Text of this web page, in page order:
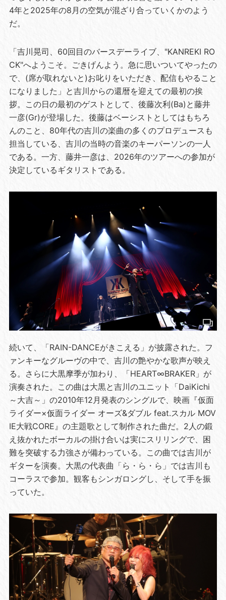
4年と2025年の8月の空気が混ざり合っていくかのよう
だ。
「吉川晃司、60回目のバースデーライブ、"KANREKI RO
CK"へようこそ。ごきげんよう。急に思いついてやったの
で、(席が取れないと)お叱りをいただき、配信もやること
になりました」と吉川からの還暦を迎えての最初の挨
拶。この日の最初のゲストとして、後藤次利(Ba)と藤井
一彦(Gr)が登場した。後藤はベーシストとしてはもちろ
んのこと、80年代の吉川の楽曲の多くのプロデュースも
担当している、吉川の当時の音楽のキーパーソンの一人
である。一方、藤井一彦は、2026年のツアーへの参加が
決定しているギタリストである。
続いて、「RAIN-DANCEがきこえる」が披露された。フ
ァンキーなグルーヴの中で、吉川の艶やかな歌声が映え
る。さらに大黒摩季が加わり、「HEART∞BRAKER」が
演奏された。この曲は大黒と吉川のユニット「DaiKichi
～大吉～」の2010年12月発表のシングルで、映画『仮面
ライダー×仮面ライダー オーズ&ダブル feat.スカル MOV
IE大戦CORE』の主題歌として制作された曲だ。2人の鍛
え抜かれたボーカルの掛け合いは実にスリリングで、困
難を突破する力強さが備わっている。この曲では吉川が
ギターを演奏。大黒の代表曲「ら・ら・ら」では吉川も
コーラスで参加。観客もシンガロングし、そして手を振
っていた。